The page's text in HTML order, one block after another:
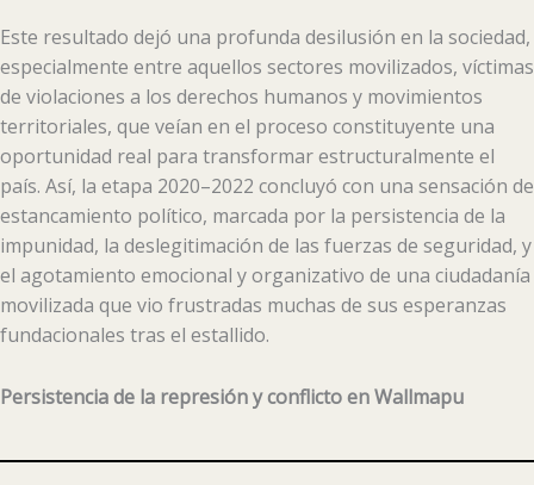
Este resultado dejó una profunda desilusión en la sociedad,
especialmente entre aquellos sectores movilizados, víctimas
de violaciones a los derechos humanos y movimientos
territoriales, que veían en el proceso constituyente una
oportunidad real para transformar estructuralmente el
país. Así, la etapa 2020–2022 concluyó con una sensación de
estancamiento político, marcada por la persistencia de la
impunidad, la deslegitimación de las fuerzas de seguridad, y
el agotamiento emocional y organizativo de una ciudadanía
movilizada que vio frustradas muchas de sus esperanzas
fundacionales tras el estallido.
Persistencia de la represión y conflicto en Wallmapu